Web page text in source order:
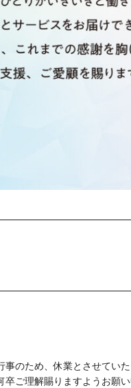
事のため、休業とさせてい
卒ご理解賜りますようお願